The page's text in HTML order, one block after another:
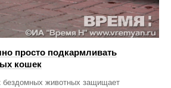
просто подкармливать
кошек
бездомных животных защищает